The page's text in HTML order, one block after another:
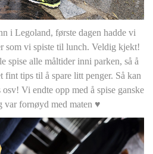
i Legoland, første dagen hadde vi
som vi spiste til lunch. Veldig kjekt!
spise alle måltider inni parken, så å
fint tips til å spare litt penger. Så kan
Vi endte opp med å spise ganske
var fornøyd med maten ♥